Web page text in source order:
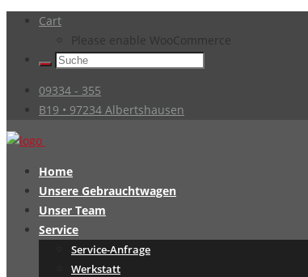
Cart
Please enable WooCommerce
09334 - 355
B19 • 97234 Albertshausen
Home
Unsere Gebrauchtwagen
Unser Team
Service
Service-Anfrage
Werkstatt